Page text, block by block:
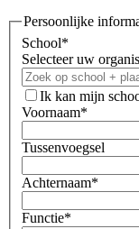
Persoonlijke
School*
Selecteer uw
Ik kan mijn
Voornaam*
Tussenvoegsel
Achternaam*
Functie*